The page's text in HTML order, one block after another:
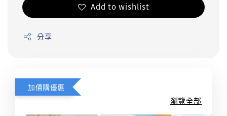
Add to wishlist
分享
加價購優惠
瀏覽全部